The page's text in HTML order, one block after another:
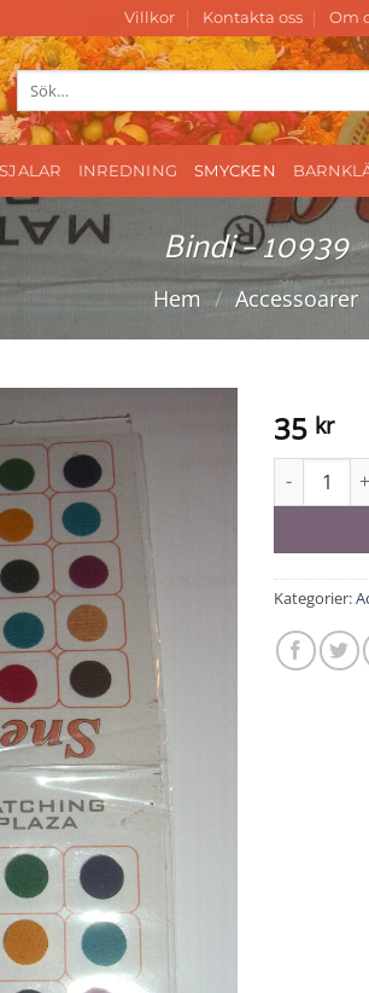
Villkor Kontakta oss Om
Sök
SJALAR INREDNING SMYCKEN
Bindi – 10939
Hem / Accessoarer
35 kr
Bindi -
Kategorier: